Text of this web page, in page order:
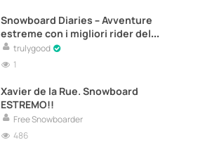
Snowboard Diaries – Avventure
estreme con i migliori rider del
mondo – Documentario (Episodio 1)
trulygood
1
Xavier de la Rue. Snowboard
ESTREMO!!
Free Snowboarder
486